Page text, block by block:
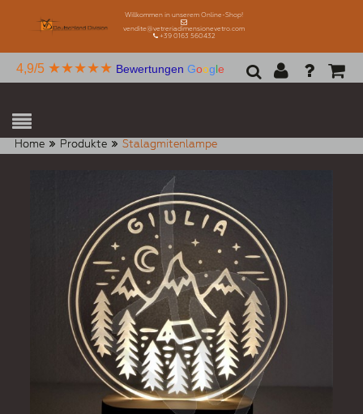
Willkommen in unserem Online-Shop!
vendite@vetreriadimensionevetro.com
+39 0163 560432
4,9/5 ★★★★★ Bewertungen Google
Home Produkte Stalagmitenlampe